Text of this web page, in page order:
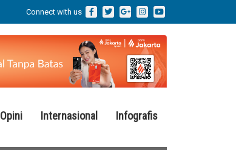
Connect with us
Opini Internasional Infografis